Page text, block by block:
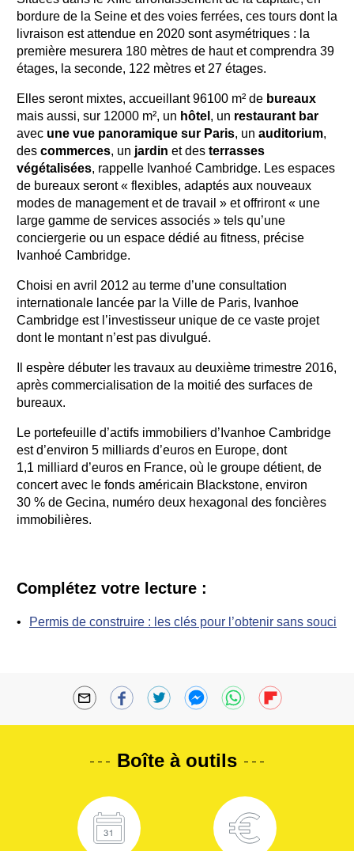
bordure de la Seine et des voies ferrées, ces tours dont la
livraison est attendue en 2020 sont asymétriques : la
première mesurera 180 mètres de haut et comprendra 39
étages, la seconde, 122 mètres et 27 étages.
Elles seront mixtes, accueillant 96100 m² de bureaux
mais aussi, sur 12000 m², un hôtel , un restaurant bar
avec une vue panoramique sur Paris, un auditorium,
des commerces, un jardin et des terrasses
végétalisées, rappelle Ivanhoé Cambridge. Les espaces
de bureaux seront « flexibles, adaptés aux nouveaux
modes de management et de travail » et offriront « une
large gamme de services associés » tels qu’une
conciergerie ou un espace dédié au fitness, précise
Ivanhoé Cambridge.
Choisi en avril 2012 au terme d’une consultation
internationale lancée par la Ville de Paris, Ivanhoe
Cambridge est l’investisseur unique de ce vaste projet
dont le montant n’est pas divulgué.
Il espère débuter les travaux au deuxième trimestre 2016,
après commercialisation de la moitié des surfaces de
bureaux.
Le portefeuille d’actifs immobiliers d’Ivanhoe Cambridge
est d’environ 5 milliards d’euros en Europe, dont
1,1 milliard d’euros en France, où le groupe détient, de
concert avec le fonds américain Blackstone, environ
30 % de Gecina, numéro deux hexagonal des foncières
immobilières.
Complétez votre lecture :
Permis de construire : les clés pour l’obtenir sans souci
Boîte à outils